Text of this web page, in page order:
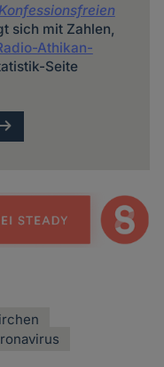
sich mit Zahlen,
Athikan-
Seite